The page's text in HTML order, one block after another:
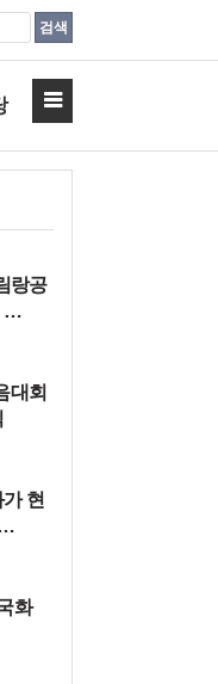
검색
랑공
…
대회
현
화